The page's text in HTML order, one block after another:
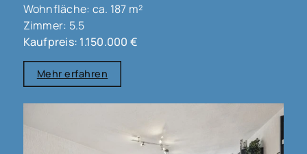
Wohnfläche: ca. 187 m²
Zimmer: 5.5
Kaufpreis: 1.150.000 €
Mehr erfahren